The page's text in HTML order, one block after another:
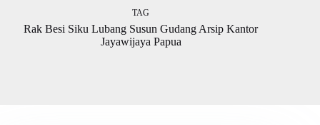
TAG
Rak Besi Siku Lubang Susun Gudang Arsip Kantor
Jayawijaya Papua